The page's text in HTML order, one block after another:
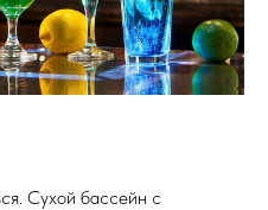
Сухой бассейн с